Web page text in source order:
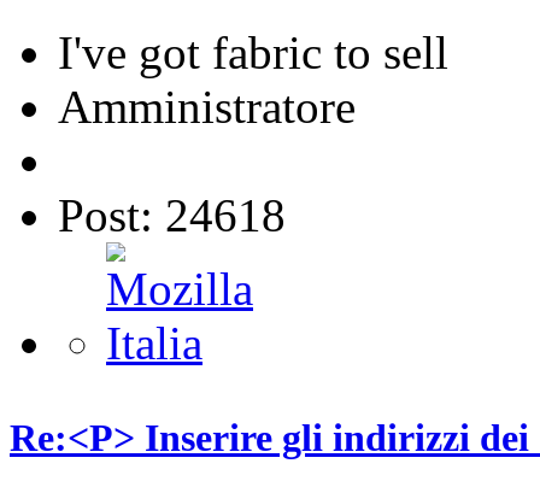
I've got fabric to sell
Amministratore
Post: 24618
Re:<P> Inserire gli indirizzi